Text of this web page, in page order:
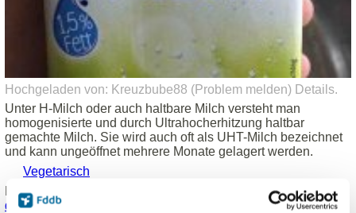
Hochgeladen von: Kreuzbube88 (Problem melden) Details.
Unter H-Milch oder auch haltbare Milch versteht man
homogenisierte und durch Ultrahocherhitzung haltbar
gemachte Milch. Sie wird auch oft als UHT-Milch bezeichnet
und kann ungeöffnet mehrere Monate gelagert werden.
Vegetarisch
Produkt eingetragen von einem
Hinweise zu
den Produktdaten